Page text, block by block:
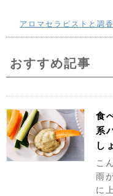
アロマセラピストと調
おすすめ記事
食
系
し
こ
雨
に